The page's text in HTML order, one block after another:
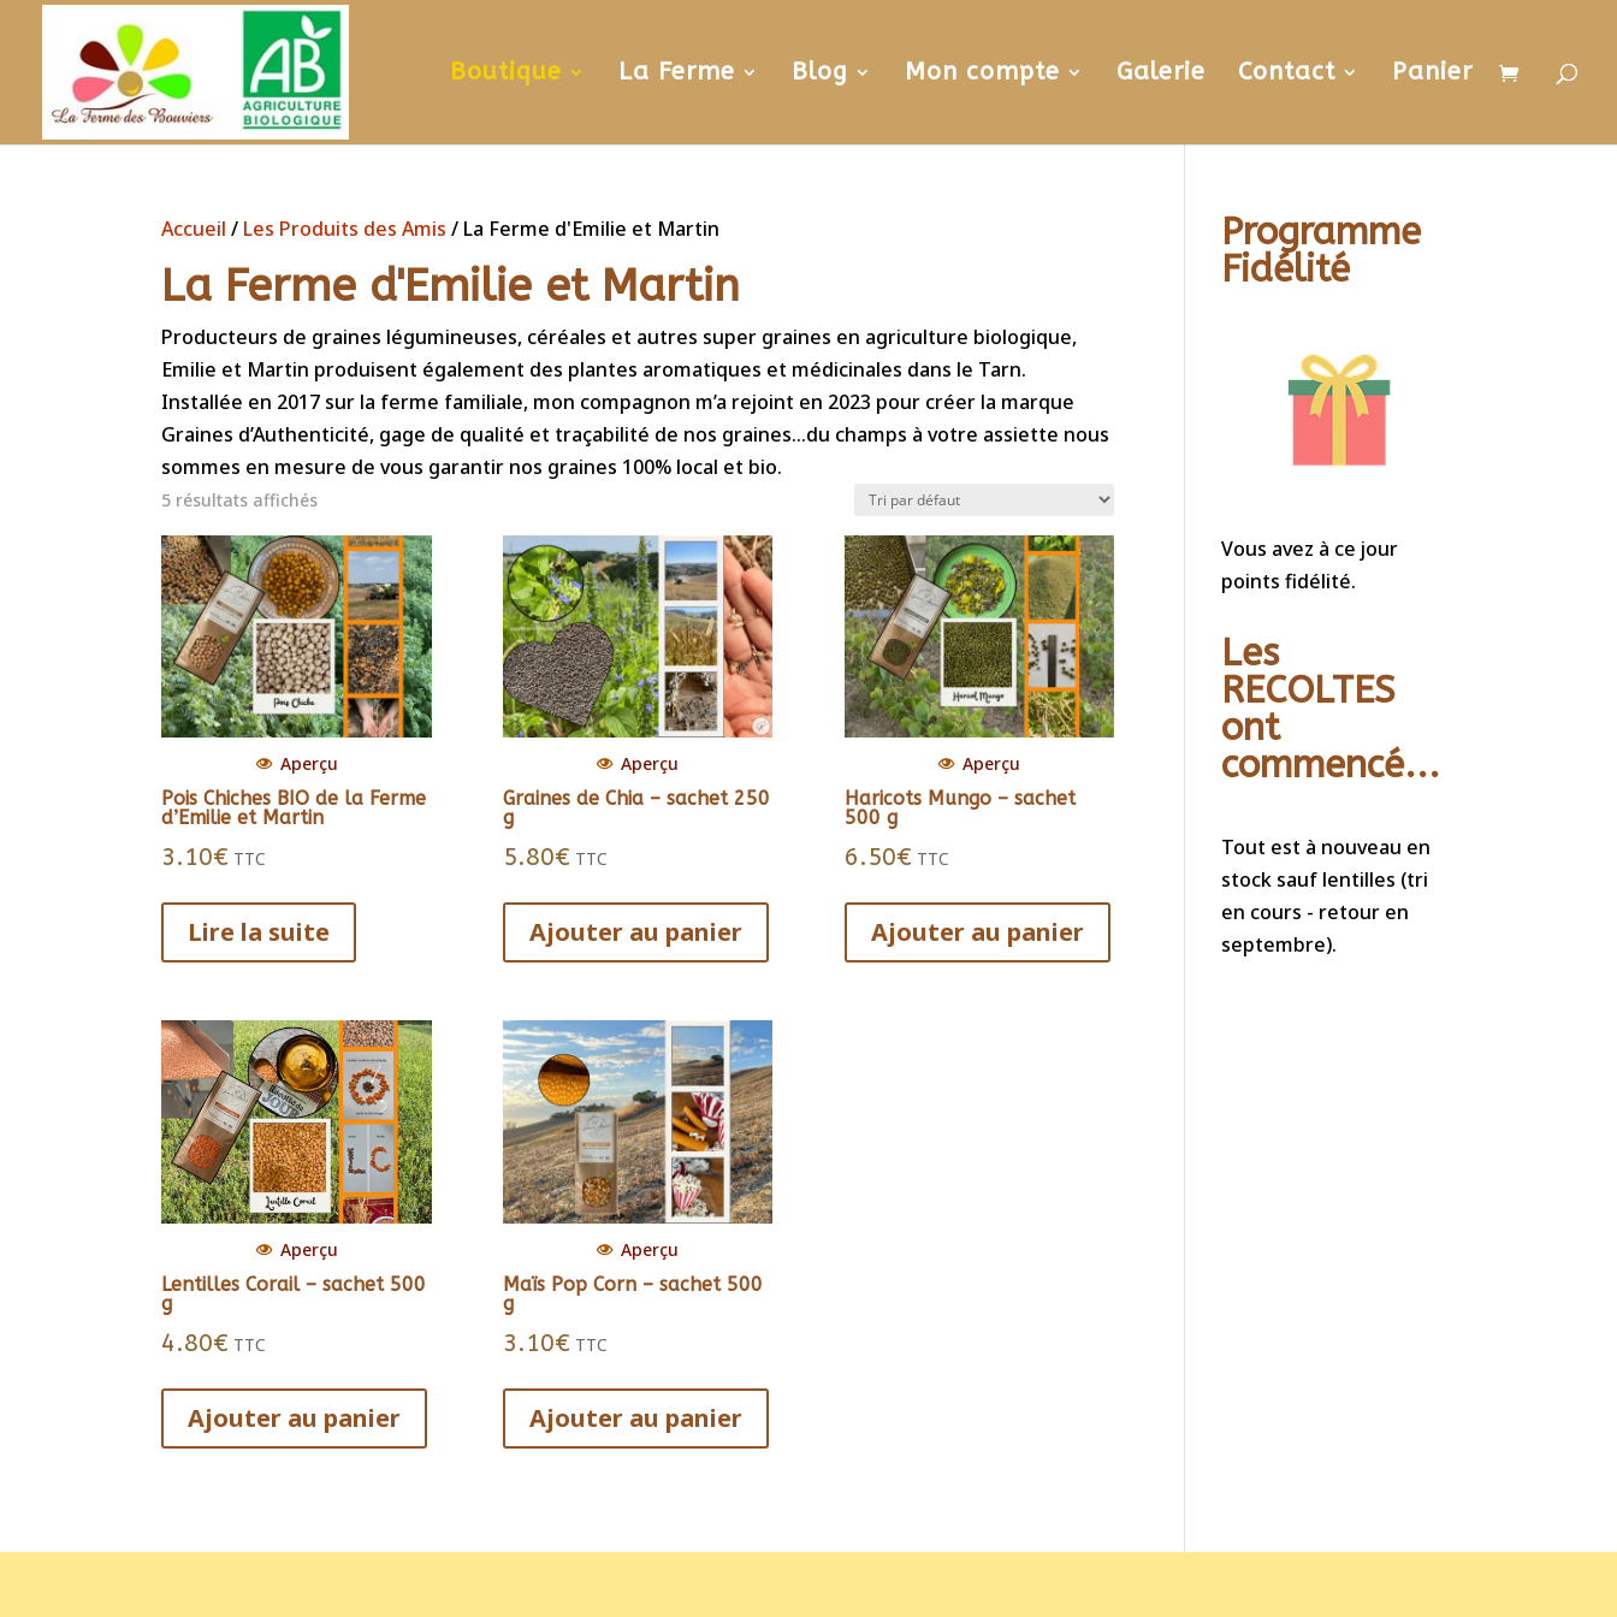
Boutique La Ferme Blog Mon compte Galerie Contact Panier
Accueil / Les Produits des Amis / La Ferme d'Emilie et Martin
La Ferme d'Emilie et Martin
Producteurs de graines légumineuses, céréales et autres super graines en agriculture biologique,
Emilie et Martin produisent également des plantes aromatiques et médicinales dans le Tarn.
Installée en 2017 sur la ferme familiale, mon compagnon m’a rejoint en 2023 pour créer la marque
Graines d’Authenticité, gage de qualité et traçabilité de nos graines…du champs à votre assiette nous
sommes en mesure de vous garantir nos graines 100% local et bio.
5 résultats affichés
Aperçu
Pois Chiches BIO de la Ferme
d’Emilie et Martin
3.10€ TTC
Lire la suite
Aperçu
Graines de Chia – sachet 250
g
5.80€ TTC
Ajouter au panier
Aperçu
Haricots Mungo – sachet
500 g
6.50€ TTC
Ajouter au panier
Aperçu
Lentilles Corail – sachet 500
g
4.80€ TTC
Ajouter au panier
Aperçu
Maïs Pop Corn – sachet 500
g
3.10€ TTC
Ajouter au panier
Programme
Fidélité
Vous avez à ce jour
points fidélité.
Les
RECOLTES
ont
commencé...
Tout est à nouveau en
stock sauf lentilles (tri
en cours - retour en
septembre).